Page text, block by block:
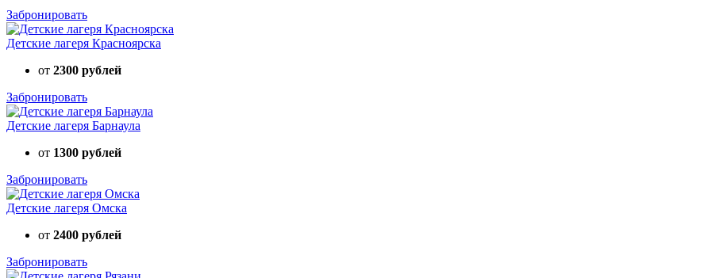
Забронировать
Детские лагеря Красноярска
от 2300 рублей
Забронировать
Детские лагеря Барнаула
от 1300 рублей
Забронировать
Детские лагеря Омска
от 2400 рублей
Забронировать